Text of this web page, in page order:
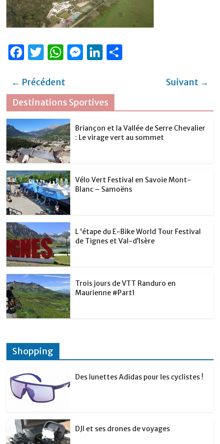
F
c
e
b
o
o
k
T
it
te
r
W
at
s
A
p
p
M
e
n
g
Li
e
dI
n
er
← Précédent
Suivant →
Destinations Sportives
Briançon et la Vallée de Serre Chevalier
: Le virage vert au sommet
Vélo Vert Festival en Savoie Mont-
Blanc – Samoëns
L ‘étape du E-Bike World Tour Festival
de Tignes et Val-d’Isère
Trois jours de VTT Randuro en
Maurienne #Part1
Shopping
Des lunettes Adidas pour les cyclistes !
DJI et ses drones de voyages